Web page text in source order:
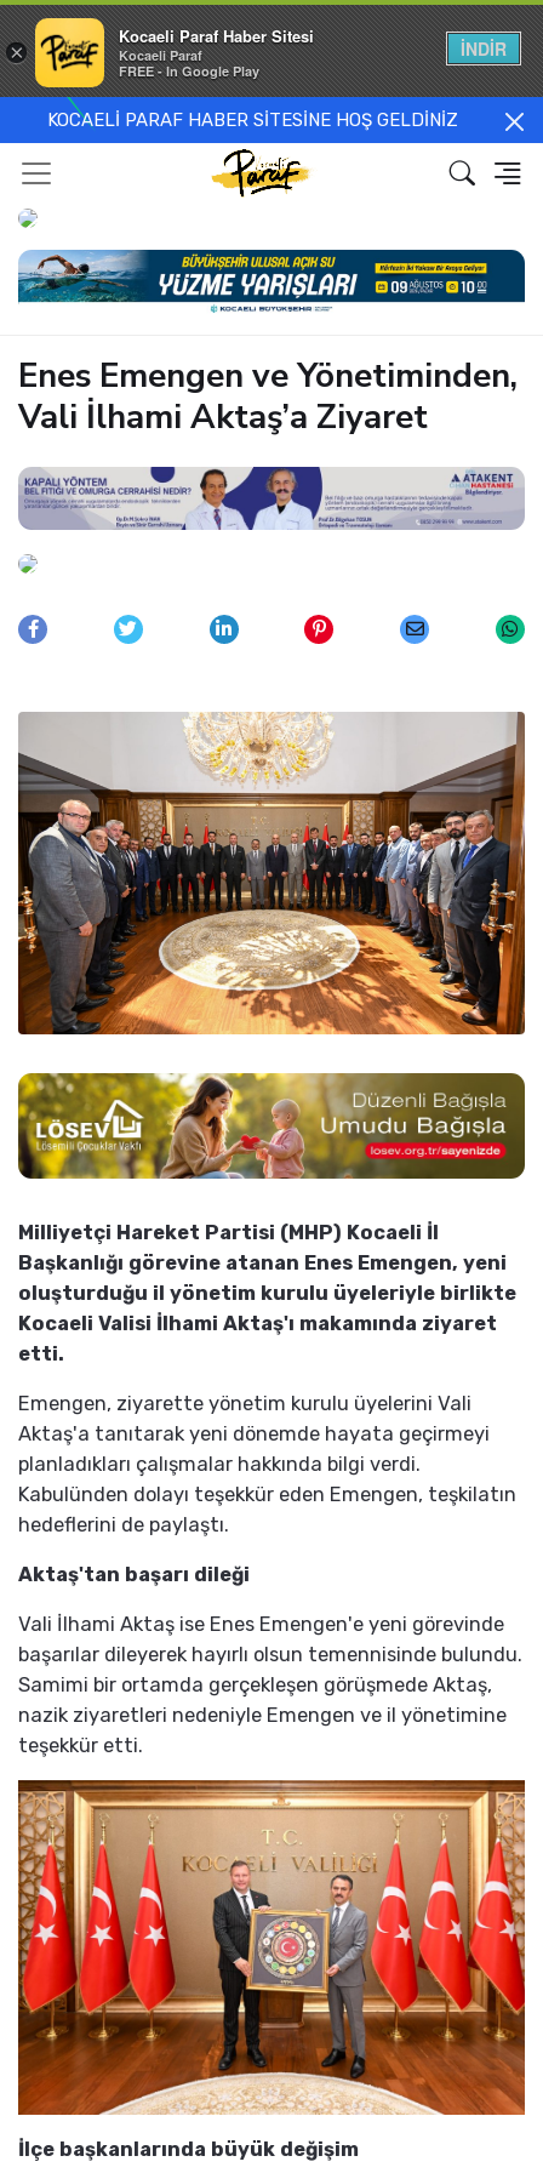
KOCAELİ PARAF HABER SİTESİNE HOŞ GELDİNİZ
Enes Emengen ve Yönetiminden,
Vali İlhami Aktaş’a Ziyaret
Milliyetçi Hareket Partisi (MHP) Kocaeli İl
Başkanlığı görevine atanan Enes Emengen, yeni
oluşturduğu il yönetim kurulu üyeleriyle birlikte
Kocaeli Valisi İlhami Aktaş'ı makamında ziyaret
etti.
Emengen, ziyarette yönetim kurulu üyelerini Vali
Aktaş'a tanıtarak yeni dönemde hayata geçirmeyi
planladıkları çalışmalar hakkında bilgi verdi.
Kabulünden dolayı teşekkür eden Emengen, teşkilatın
hedeflerini de paylaştı.
Aktaş'tan başarı dileği
Vali İlhami Aktaş ise Enes Emengen'e yeni görevinde
başarılar dileyerek hayırlı olsun temennisinde bulundu.
Samimi bir ortamda gerçekleşen görüşmede Aktaş,
nazik ziyaretleri nedeniyle Emengen ve il yönetimine
teşekkür etti.
İlçe başkanlarında büyük değişim
×
Kocaeli Paraf Haber Sitesi
Kocaeli Paraf
FREE - In Google Play
İNDİR